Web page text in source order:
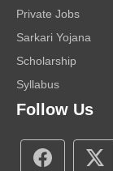
Private Jobs
Sarkari Yojana
Scholarship
Syllabus
Follow Us